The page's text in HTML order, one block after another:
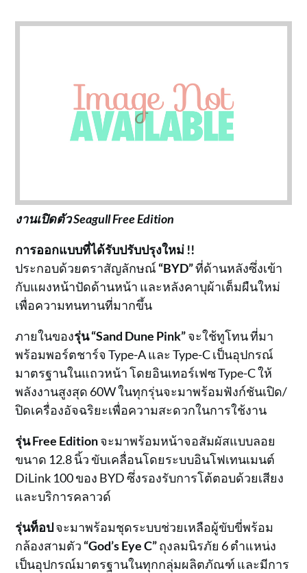
งานเปิดตัว Seagull Free Edition
การออกแบบที่ได้รับปรับปรุงใหม่ !!
ประกอบด้วยตราสัญลักษณ์ “BYD”ที่ด้านหลังซึ่งเข้า
กับแผงหน้าปัดด้านหน้า และหลังคาบุผ้าเต็มผืนใหม่
เพื่อความทนทานที่มากขึ้น
ภายในของรุ่น “Sand Dune Pink”จะใช้ทูโทน ที่มา
พร้อมพอร์ตชาร์จ Type-A และ Type-C เป็นอุปกรณ์
มาตรฐานในแถวหน้า โดยอินเทอร์เฟซ Type-C ให้
พลังงานสูงสุด 60W ในทุกรุ่นจะมาพร้อมฟังก์ชันเปิด/
ปิดเครื่องอัจฉริยะเพื่อความสะดวกในการใช้งาน
รุ่น Free Editionจะมาพร้อมหน้าจอสัมผัสแบบลอย
ขนาด 12.8 นิ้ว ขับเคลื่อนโดยระบบอินโฟเทนเมนต์
DiLink 100 ของ BYD ซึ่งรองรับการโต้ตอบด้วยเสียง
และบริการคลาวด์
รุ่นท็อปจะมาพร้อมชุดระบบช่วยเหลือผู้ขับขี่พร้อม
กล้องสามตัว “God’s Eye C”ถุงลมนิรภัย 6 ตำแหน่ง
เป็นอุปกรณ์มาตรฐานในทุกกลุ่มผลิตภัณฑ์ และมีการ